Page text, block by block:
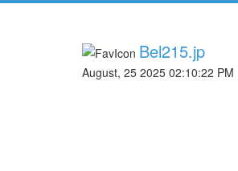
Bel215.jp
August, 25 2025 02:10:22 PM